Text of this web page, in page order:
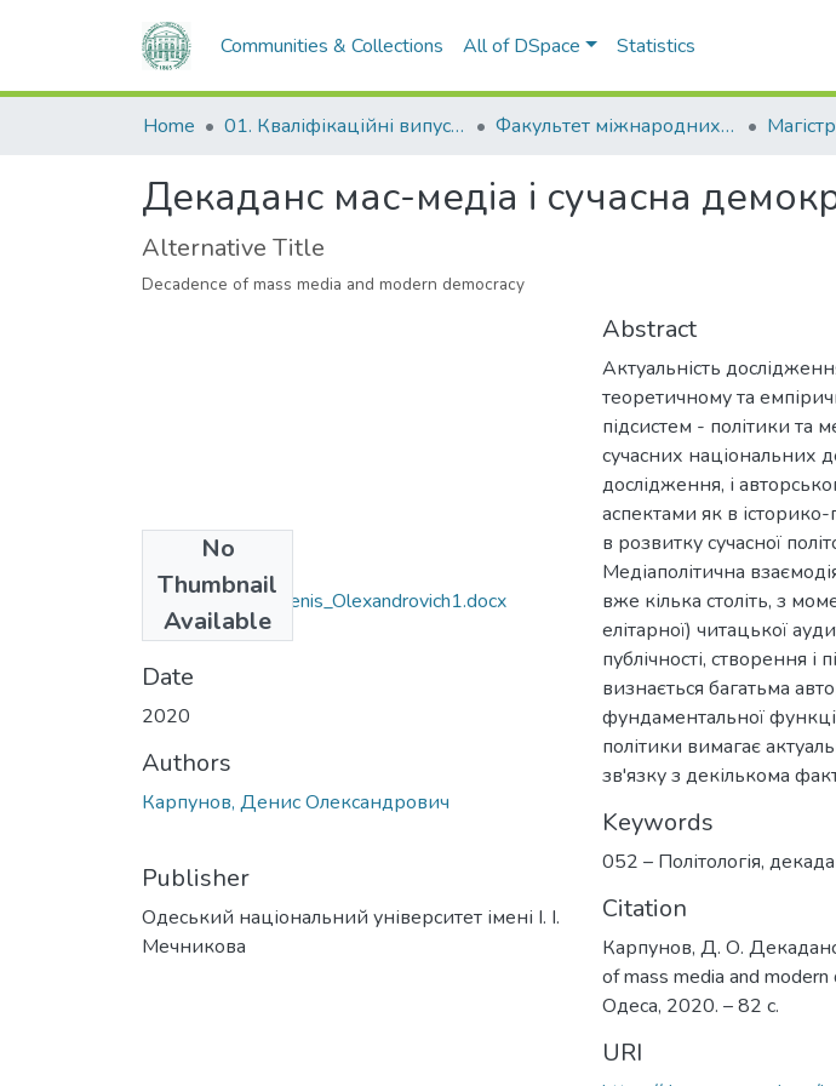
Communities & Collections All of DSpace Statistics
Home 01. Кваліфікаційні випускні роботи здобувачів вищої освіти Факультет міжнародних відносин, політології та соціології
Декаданс мас-медіа і сучасна
Alternative Title
Decadence of mass media and modern democracy
No
Thumbnail
Available
052_Karpunov_Denis_Olexandrovich1.docx
(39.71 KB)
Date
2020
Authors
Карпунов, Денис Олександрович
Publisher
Одеський національний університет імені І. І.
Мечникова
Abstract
Актуальність
теоретичному та
підсистем - політики та
сучасних національних
дослідження, і
аспектами як в історико-
в розвитку сучасної
Медіаполітична
вже кілька століть, з
елітарної) читацької
публічності, створення і
визнається багатьма
фундаментальної
політики вимагає
зв'язку з декількома
Keywords
052 – Політологія,
Citation
Карпунов, Д. О. Декаданс
of mass media and
Одеса, 2020. – 82 с.
URI